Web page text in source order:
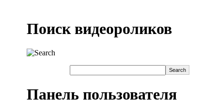
Поиск видеороликов
Панель пользователя